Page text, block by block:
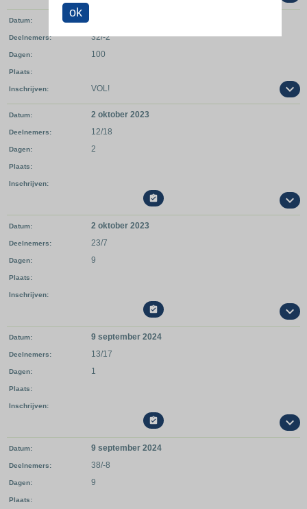
Datum
Deelnemers 32/-2
Dagen 100
Plaats
Inschrijven VOL!
Datum 2 oktober 2023
Deelnemers 12/18
Dagen 2
Plaats
Inschrijven

Datum 2 oktober 2023
Deelnemers 23/7
Dagen 9
Plaats
Inschrijven

Datum 9 september 2024
Deelnemers 13/17
Dagen 1
Plaats
Inschrijven

Datum 9 september 2024
Deelnemers 38/-8
Dagen 9
Plaats
ok